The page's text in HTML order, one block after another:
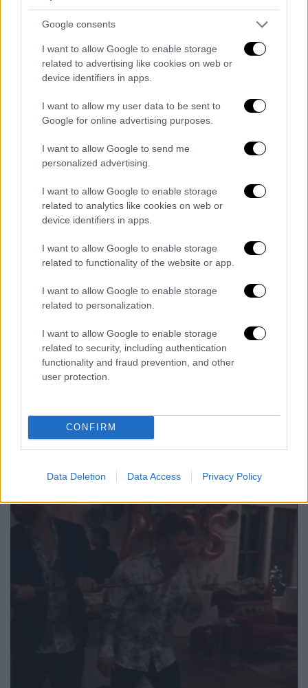
Google consents
I want to allow Google to enable storage
related to advertising like cookies on web or
device identifiers in apps.
I want to allow my user data to be sent to
Google for online advertising purposes.
I want to allow Google to send me
personalized advertising.
I want to allow Google to enable storage
related to analytics like cookies on web or
device identifiers in apps.
I want to allow Google to enable storage
related to functionality of the website or app.
I want to allow Google to enable storage
related to personalization.
I want to allow Google to enable storage
related to security, including authentication
functionality and fraud prevention, and other
user protection.
CONFIRM
Data Deletion Data Access Privacy Policy
View this post on Instagram
Το ζευγάρι γνωρίστηκε το 2009 και
αρραβωνιάστηκαν το 2012. Παρότι έκτοτε
έχουν περάσει διαστήματα που δεν ήταν
μαζί, το 2016 η Μάιλι Σάιρους φόρεσε ξανά